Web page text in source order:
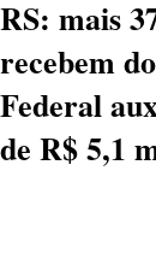
RS: mais
recebem
Federal
de R$ 5,1